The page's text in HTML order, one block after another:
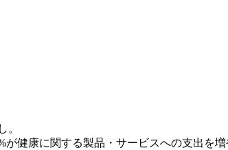
。
が健康に関する製品・サービスへの支出を